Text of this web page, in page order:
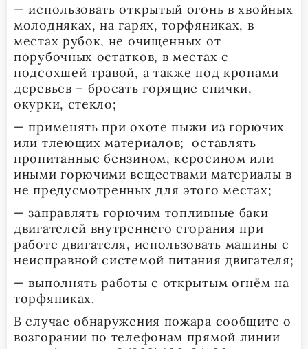
— использовать открытый огонь в хвойных
молодняках, на гарях, торфяниках, в
местах рубок, не очищенных от
порубочных остатков, в местах с
подсохшей травой, а также под кронами
деревьев – бросать горящие спички,
окурки, стекло;
— применять при охоте пыжи из горючих
или тлеющих материалов; оставлять
пропитанные бензином, керосином или
иными горючими веществами материалы в
не предусмотренных для этого местах;
— заправлять горючим топливные баки
двигателей внутреннего сгорания при
работе двигателя, использовать машины с
неисправной системой питания двигателя;
— выполнять работы с открытым огнём на
торфяниках.
В случае обнаружения пожара сообщите о
возгорании по телефонам прямой линии